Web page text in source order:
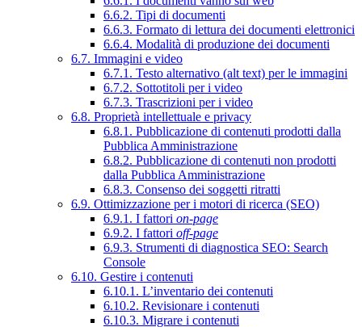
6.6.2. Tipi di documenti
6.6.3. Formato di lettura dei documenti elettronici
6.6.4. Modalità di produzione dei documenti
6.7. Immagini e video
6.7.1. Testo alternativo (alt text) per le immagini
6.7.2. Sottotitoli per i video
6.7.3. Trascrizioni per i video
6.8. Proprietà intellettuale e privacy
6.8.1. Pubblicazione di contenuti prodotti dalla
Pubblica Amministrazione
6.8.2. Pubblicazione di contenuti non prodotti
dalla Pubblica Amministrazione
6.8.3. Consenso dei soggetti ritratti
6.9. Ottimizzazione per i motori di ricerca (SEO)
6.9.1. I fattori on-page
6.9.2. I fattori off-page
6.9.3. Strumenti di diagnostica SEO: Search
Console
6.10. Gestire i contenuti
6.10.1. L’inventario dei contenuti
6.10.2. Revisionare i contenuti
6.10.3. Migrare i contenuti